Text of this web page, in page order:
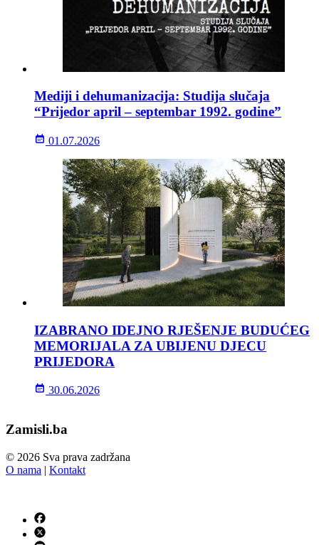
Mediji i dehumanizacija: Studija slučaja
“Prijedor april – septembar 1992. godine”
01.07.2026
IZABRANO IDEJNO RJEŠENJE BUDUĆEG
MEMORIJALA ZA UBIJENU DJECU
PRIJEDORA
30.06.2026
Zamisli.ba
© 2026 Sva prava zadržana
O nama | Kontakt